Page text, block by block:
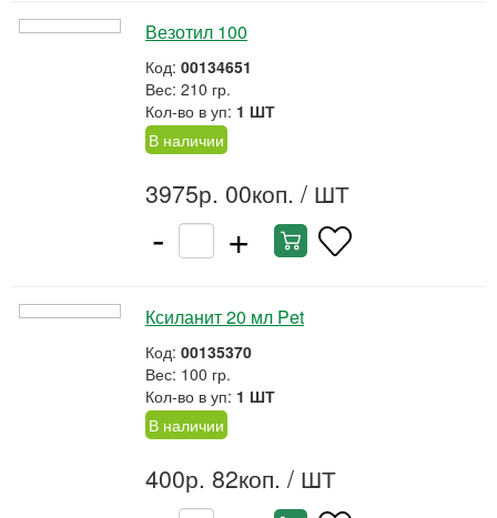
Везотил 100
Код: 00134651
Вес: 210 гр.
Кол-во в уп: 1 ШТ
В наличии
3975р. 00коп. / ШТ
- +
Ксиланит 20 мл Pet
Код: 00135370
Вес: 100 гр.
Кол-во в уп: 1 ШТ
В наличии
400р. 82коп. / ШТ